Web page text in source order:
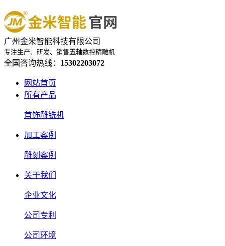
广州金米智能科技有限公司
专注生产、研发、销售五轴数控精雕机
全国咨询热线： 15302203072
网站首页
所有产品
首饰雕铣机
加工案例
雕刻案例
关于我们
企业文化
公司专利
公司环境